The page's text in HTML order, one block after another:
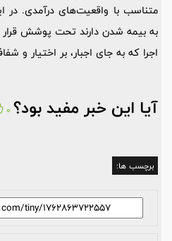
متناسب با واقعیت‌های درآمدی. در
به بیمه شدن دارند تحت پوشش قرار
اجرا که به جای اجبار، بر اختیار و
آیا این خبر مفید بود؟ 0
برچسب ها: